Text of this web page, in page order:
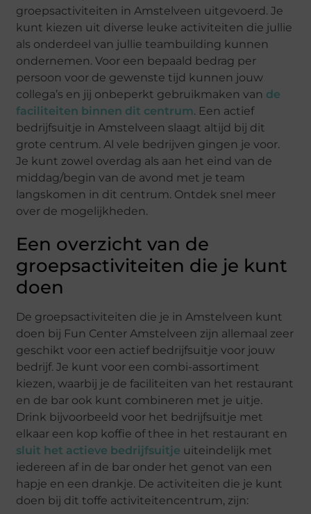
groepsactiviteiten in Amstelveen uitgevoerd. Je
kunt kiezen uit diverse leuke activiteiten die jullie
als onderdeel van jullie teambuilding kunnen
ondernemen. Voor een bepaald bedrag per
persoon voor de gewenste tijd kunnen jouw
collega’s en jij onbeperkt gebruikmaken van de
faciliteiten binnen dit centrum. Een actief
bedrijfsuitje in Amstelveen slaagt altijd bij dit
grote centrum. Al vele bedrijven gingen je voor.
Je kunt zowel overdag als aan het eind van de
middag/begin van de avond met je team
langskomen in dit centrum. Ontdek snel meer
over de mogelijkheden.
Een overzicht van de
groepsactiviteiten die je kunt
doen
De groepsactiviteiten die je in Amstelveen kunt
doen bij Fun Center Amstelveen zijn allemaal zeer
geschikt voor een actief bedrijfsuitje voor jouw
bedrijf. Je kunt voor een combi-assortiment
kiezen, waarbij je de faciliteiten van het restaurant
en de bar ook kunt combineren met je uitje.
Drink bijvoorbeeld voor het bedrijfsuitje met
elkaar een kop koffie of thee in het restaurant en
sluit het actieve bedrijfsuitje uiteindelijk met
iedereen af in de bar onder het genot van een
hapje en een drankje. De activiteiten die je kunt
doen bij dit toffe activiteitencentrum, zijn: